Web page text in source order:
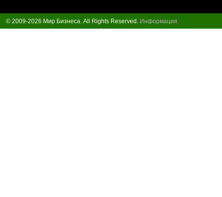
© 2009-2026 Мир Бизнеса. All Rights Reserved. Информация